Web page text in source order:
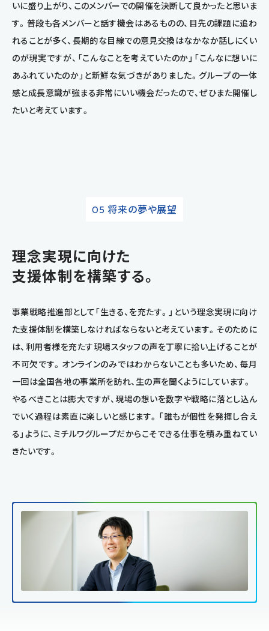
いに盛り上がり、このメンバーでの開催を決断して良かったと思いま
す。普段も各メンバーと話す機会はあるものの、目先の課題に追わ
れることが多く、長期的な目線での意見交換はなかなか話しにくい
のが現実ですが、「こんなことを考えていたのか」「こんなに想いに
あふれていたのか」と新鮮な気づきがありました。グループの一体
感と成長意識が強まる非常にいい機会だったので、ぜひまた開催し
たいと考えています。
05 将来の夢や展望
理念実現に向けた
支援体制を構築する。
事業戦略推進部として「生きる、を充たす。」という理念実現に向け
た支援体制を構築しなければならないと考えています。そのために
は、利用者様を充たす現場スタッフの声を丁寧に拾い上げることが
不可欠です。オンラインのみではわからないことも多いため、毎月
一回は全国各地の事業所を訪れ、生の声を聞くようにしています。
やるべきことは膨大ですが、現場の想いを数字や戦略に落とし込ん
でいく過程は素直に楽しいと感じます。「誰もが個性を発揮し合え
る」ように、ミチルワグループだからこそできる仕事を積み重ねてい
きたいです。